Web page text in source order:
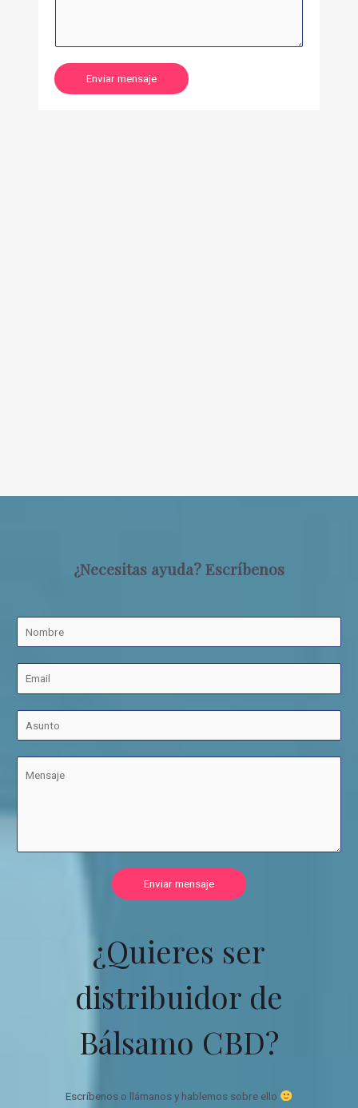
Enviar mensaje
¿Necesitas ayuda? Escríbenos
Enviar mensaje
¿Quieres ser
distribuidor de
Bálsamo CBD?
Escríbenos o llámanos y hablemos sobre ello